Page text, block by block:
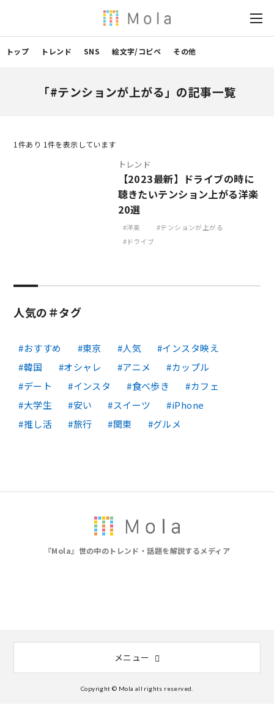
トップ トレンド SNS 絵文字/コピペ その他
「#テンションが上がる」の記事一覧
1 件あり 1件を表示しています
トレンド
【2023最新】ドライブの時に
聴きたいテンション上がる洋楽
20選
洋楽
テンションが上がる
ドライブ
人気の＃タグ
おすすめ 東京 人気
インスタ映え
韓国
オシャレ アニメ
カップル
デート
インスタ 食べ歩き
カフェ
大学生
安い スイーツ
iPhone
推し活
旅行 関東 グルメ
『Mola』世の中のトレンド・話題を解説するメディア
メニュー
Copyright © Mola all rights reserved.